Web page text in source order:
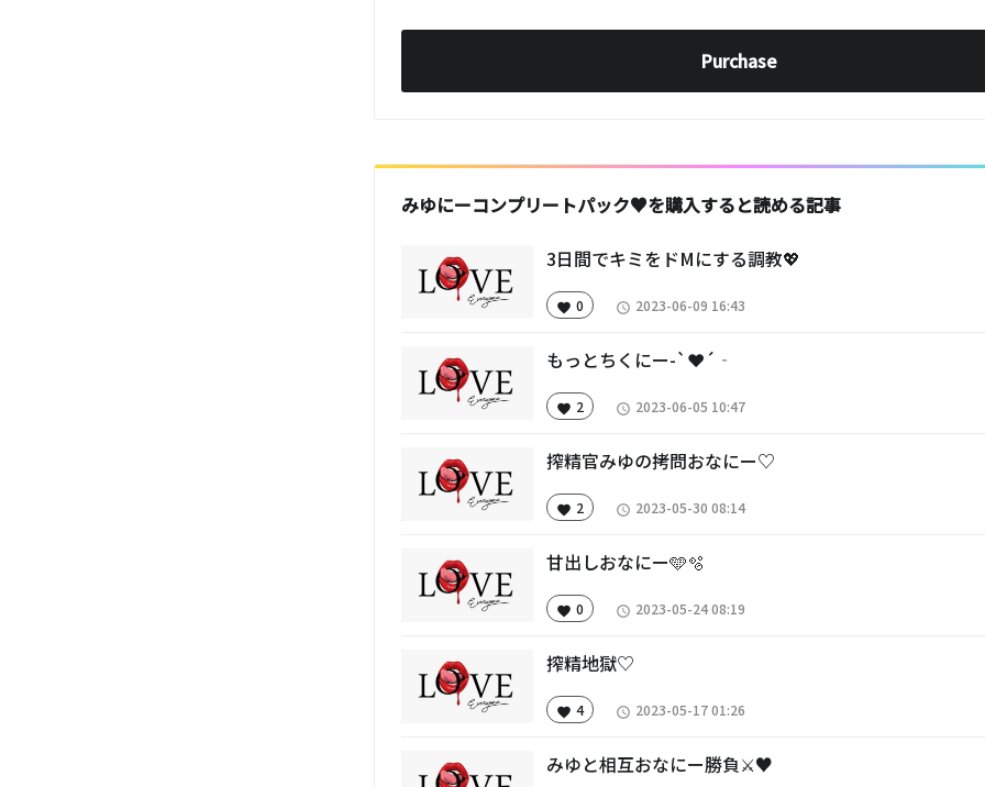
Purchase
みゆにーコンプリートパック♥を購入すると読める記事
3日間でキミをドMにする調教💖
favorite 0 access_time 2023-06-09 16:43
もっとちくにー-`❤︎´‐
favorite 2 access_time 2023-06-05 10:47
搾精官みゆの拷問おなにー♡
favorite 2 access_time 2023-05-30 08:14
甘出しおなにー️🩵🫧
favorite 0 access_time 2023-05-24 08:19
搾精地獄♡
favorite 4 access_time 2023-05-17 01:26
みゆと相互おなにー勝負⚔️♥